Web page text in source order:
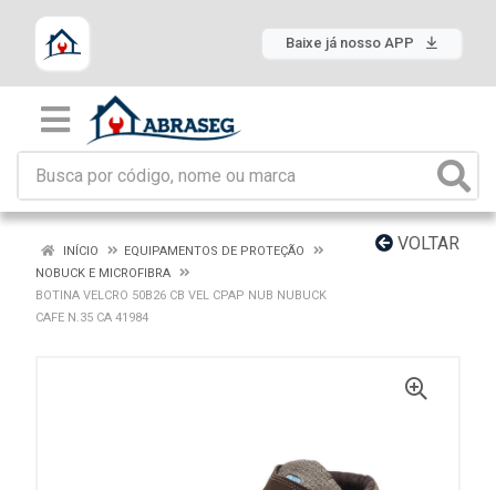
Baixe já nosso APP
VOLTAR
INÍCIO
EQUIPAMENTOS DE PROTEÇÃO
NOBUCK E MICROFIBRA
BOTINA VELCRO 50B26 CB VEL CPAP NUB NUBUCK
CAFE N.35 CA 41984